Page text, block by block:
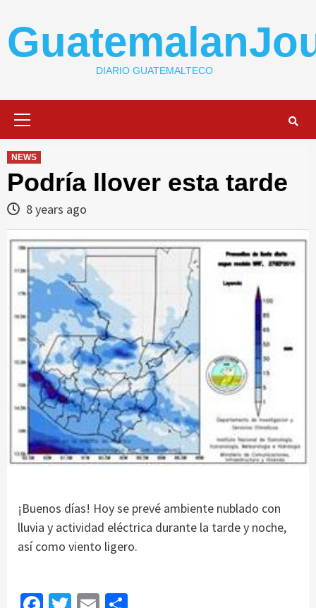
content
DIARIO GUATEMALTECO
NEWS
Podría llover esta tarde
8 years ago
¡Buenos días! Hoy se prevé ambiente nublado con
lluvia y actividad eléctrica durante la tarde y noche,
así como viento ligero.